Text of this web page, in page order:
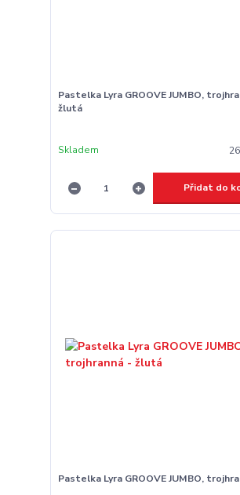
Pastelka Lyra GROOVE JUMBO,
žlutá
Skladem
Přidat do
Pastelka Lyra GROOVE JUMBO,